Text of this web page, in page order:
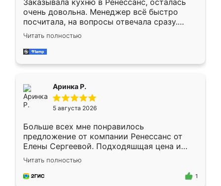
Заказывала кухню в Ренессанс, осталась
очень довольна. Менеджер всё быстро
посчитала, на вопросы отвечала сразу.
Замерщик приехал в субботу, подошёл к
делу со всей ответственностью. Собрали
за день, ребята работали аккуратно, даже
Читать полностью
Аринка Р.
5 августа 2026
Больше всех мне понравилось
предложение от компании Ренессанс от
Елены Сергеевой. Подходяшщая цена и
короткие сроки изготовления. Приехавший
для замера сотрудник Владислав
предложил по моему эскизу самый
Читать полностью
1